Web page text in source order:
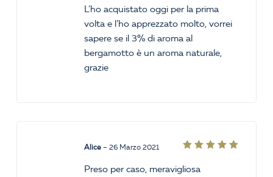
4 su
5
L’ho acquistato oggi per la prima
volta e l’ho apprezzato molto, vorrei
sapere se il 3% di aroma al
bergamotto è un aroma naturale,
grazie
5
Alice – 26 Marzo 2021
Preso per caso, meravigliosa